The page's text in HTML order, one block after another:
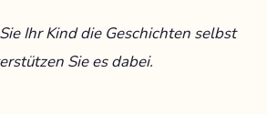
Ihr Kind die Geschichten selbst
Sie es dabei.